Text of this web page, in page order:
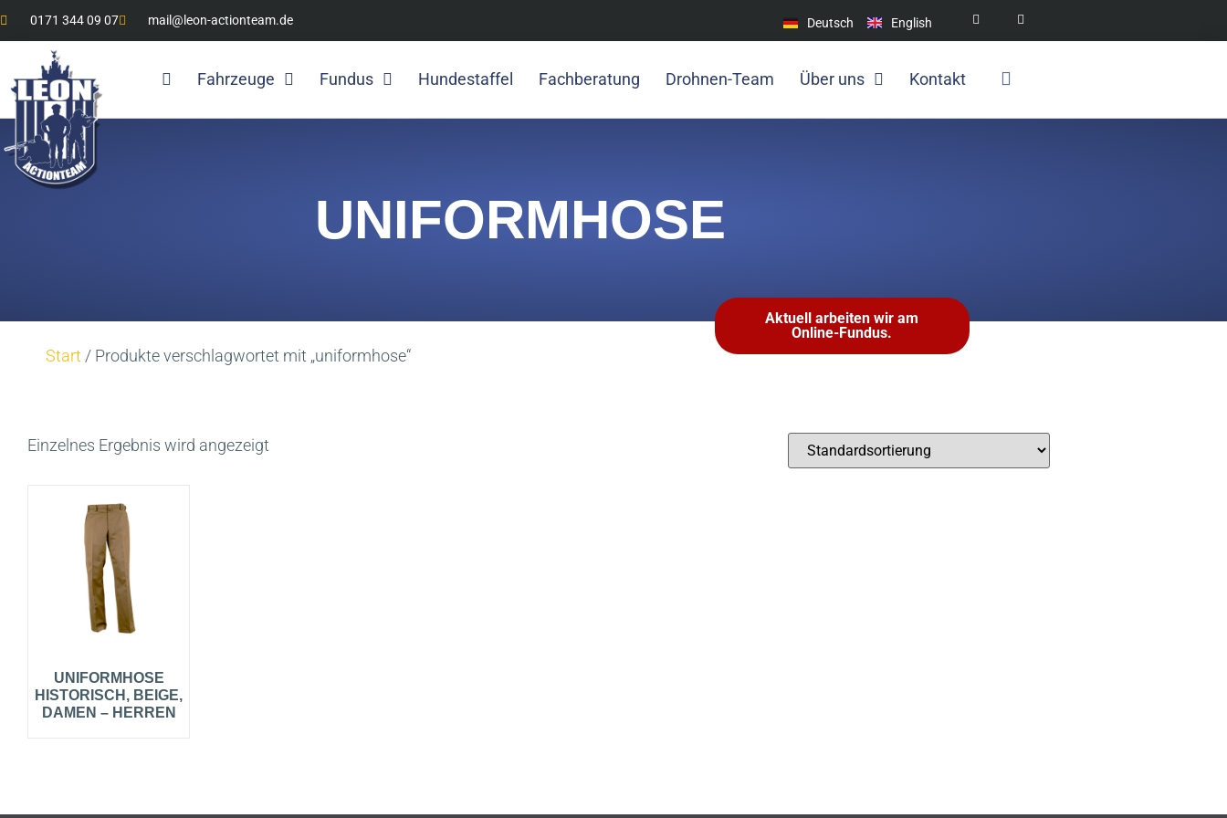
0171 344 09 07 mail@leon-actionteam.de Deutsch English
Fahrzeuge Fundus Hundestaffel Fachberatung Drohnen-Team Über uns Kontakt
UNIFORMHOSE
Start / Produkte verschlagwortet mit „uniformhose“
Aktuell arbeiten wir am
Online-Fundus.
Einzelnes Ergebnis wird angezeigt
UNIFORMHOSE
HISTORISCH, BEIGE,
DAMEN – HERREN